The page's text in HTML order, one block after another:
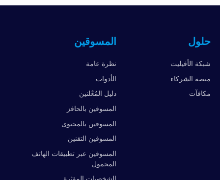
حلول
شبكة الأفيليت
منصة الشركاء
مكافآت
المسوقين
نظرة عامة
الأدوات
دليل المُعْلنين
المسوقين بالحافز
المسوقين بالمحتوى
المسوقين التقنين
المسوقين عبر تطبيقات الهاتف
المحمول